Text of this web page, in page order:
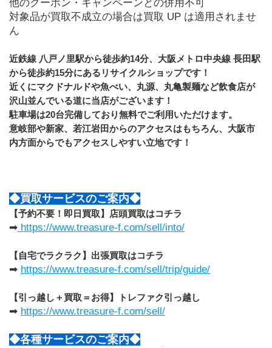
他のクーポン・キャンペーンとの併用不可
対象品が買取不成立の場合は買取 UP は適用されませ
ん
近鉄線 八戸ノ里駅から徒歩約14分、大阪メトロ中央線 長田駅
から徒歩約15分にあるリサイクルショップです！
近くにマクドナルドや魚べい、丸源、丸亀製麺など飲食店が
沢山並んでいる道に当店がございます！
駐車場は20台完備しており無料でご利用いただけます。
意岐部や新家、若江岩田からのアクセスはもちろん、大阪市
内方面からでもアクセスしやすい立地です！
◆買取サービスのご案内◆
【予約不要！即日買取】店頭買取はコチラ
➡ https://www.treasure-f.com/sell/into/
【自宅でラクラク】出張買取はコチラ
➡ https://www.treasure-f.com/sell/trip/guide/
【引っ越し＋買取＝お得】トレファク引っ越し
➡ https://www.treasure-f.com/sell/
◆各種サービスのご案内◆